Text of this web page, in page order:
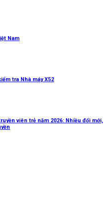
Nam
tra Nhà máy X52
viên trẻ năm 2026: Nhiều đổi mới,